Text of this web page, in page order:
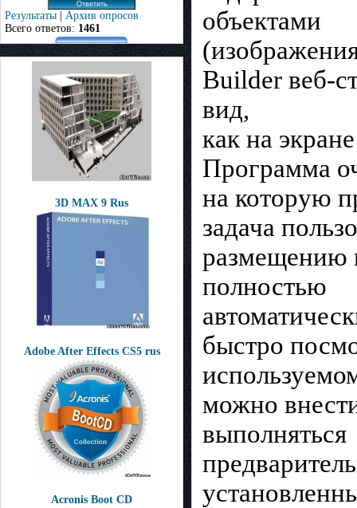
Результаты | Архив опросов
Всего ответов: 1461
3D MAX 9 Rus
Adobe After Effects CS5 rus
Acronis Boot CD
объектами
Builder веб-
вид,
как на
Программа
на которую
задача
размещению
полностью
быстро
можно
выполняться